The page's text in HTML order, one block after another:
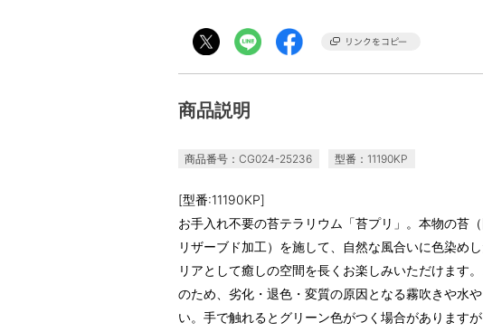
商品説明
商品番号：CG024-25236 型番：11190KP
[型番:11190KP]
お手入れ不要の苔テラリウム「苔プリ」。本物の苔
リザーブド加工）を施して、自然な風合いに色染め
リアとして癒しの空間を長くお楽しみいただけます
のため、劣化・退色・変質の原因となる霧吹きや水
い。手で触れるとグリーン色がつく場合があります